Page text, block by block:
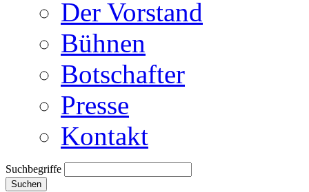
Der Vorstand
Bühnen
Botschafter
Presse
Kontakt
Suchbegriffe
Suchen